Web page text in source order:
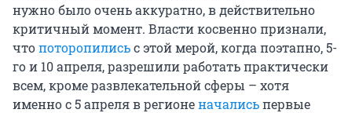
нужно было очень аккуратно, в действительно
критичный момент. Власти косвенно признали,
чтопоторопилисьс этой мерой, когда поэтапно, 5-
го и 10 апреля, разрешили работать практически
всем, кроме развлекательной сферы – хотя
именно с 5 апреля в регионеначалисьпервые